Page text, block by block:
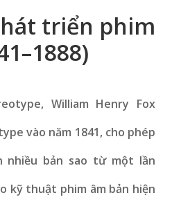
triển phim
William Henry Fox
vào năm 1841, cho phép
nhiều bản sao từ một lần
kỹ thuật phim âm bản hiện